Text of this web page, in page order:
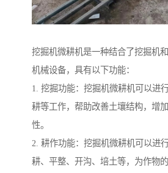
挖掘机微耕机是一种结合了挖掘机
机械设备，具有以下功能：
1. 挖掘功能：挖掘机微耕机可以进
耕等工作，帮助改善土壤结构，增
性。
2. 耕作功能：挖掘机微耕机可以进
耕、平整、开沟、培土等，为作物